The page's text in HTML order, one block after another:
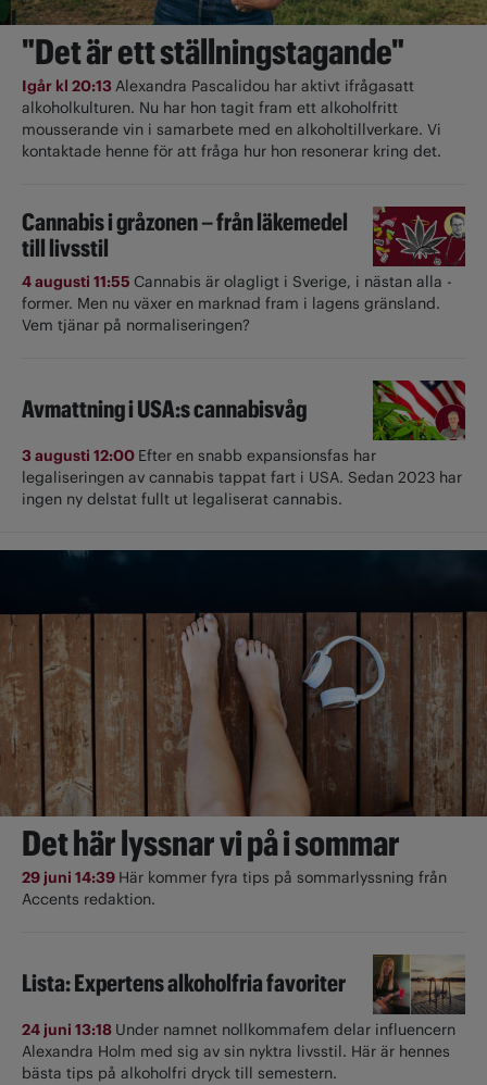
"Det är ett ställningstagande"
Igår kl 20:13Alexandra Pascalidou har aktivt ifrågasatt
alkoholkulturen. Nu har hon tagit fram ett alkoholfritt
mousserande vin i samarbete med en alkoholtillverkare. Vi
kontaktade henne för att fråga hur hon resonerar kring det.
Cannabis i gråzonen – från läkemedel
till livsstil
4 augusti 11:55 Cannabis är olagligt i ­Sverige, i nästan alla ­
former. Men nu växer en marknad fram i lagens gränsland.
Vem tjänar på normaliseringen?
Avmattning i USA:s cannabisvåg
3 augusti 12:00 Efter en snabb expansionsfas har
legaliseringen av cannabis tappat fart i USA. Sedan 2023 har
ingen ny delstat fullt ut ­legaliserat cannabis.
Det här lyssnar vi på i sommar
29 juni 14:39 Här kommer fyra tips på sommarlyssning från
Accents redaktion.
Lista: Expertens alkoholfria favoriter
24 juni 13:18 Under namnet nollkommafem delar influencern
Alexandra Holm med sig av sin nyktra livsstil. Här är hennes
bästa tips på alkoholfri dryck till semestern.